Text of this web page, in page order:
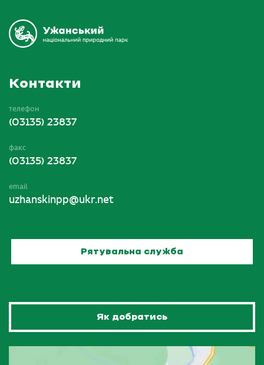
Контакти
телефон
(03135) 23837
факс
(03135) 23837
email
uzhanskinpp@ukr.net
Рятувальна служба
Як добратись